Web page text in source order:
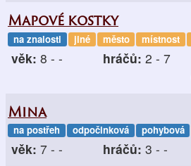
Mapové kostky
na znalosti jiné město místnost
věk: 8 - - hráčů: 2 - 7
Mina
na postřeh odpočinková pohybová
věk: 7 - - hráčů: 3 - -